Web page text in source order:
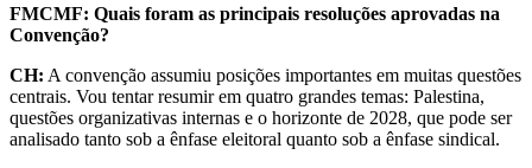
FMCMF: Quais foram as principais resoluções aprovadas na
Convenção?
CH: A convenção assumiu posições importantes em muitas questões
centrais. Vou tentar resumir em quatro grandes temas: Palestina,
questões organizativas internas e o horizonte de 2028, que pode ser
analisado tanto sob a ênfase eleitoral quanto sob a ênfase sindical.